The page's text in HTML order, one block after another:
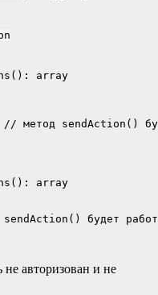
array
метод sendAction()
array
будет
авторизован и не